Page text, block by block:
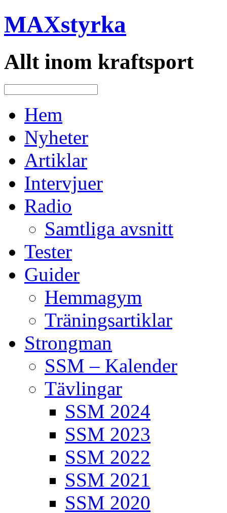
MAXstyrka
Allt inom kraftsport
Hem
Nyheter
Artiklar
Intervjuer
Radio
Samtliga avsnitt
Tester
Guider
Hemmagym
Träningsartiklar
Strongman
SSM – Kalender
Tävlingar
SSM 2024
SSM 2023
SSM 2022
SSM 2021
SSM 2020